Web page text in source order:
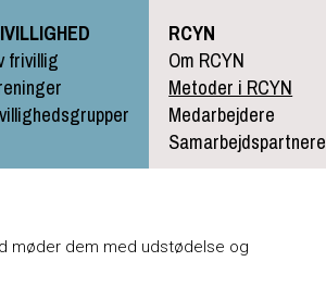
frivillig
RCYN
Om RCYN
Metoder i RCYN
Medarbejdere
Samarbejdspartnere
møder dem med udstødelse og